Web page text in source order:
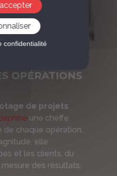
confidentialité
OPÉRATIONS
de projets
une cheffe
de chaque opération.
elle
et les clients, du
des résultats.